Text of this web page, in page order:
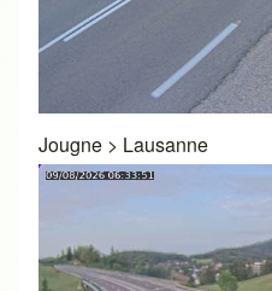
Jougne > Lausanne